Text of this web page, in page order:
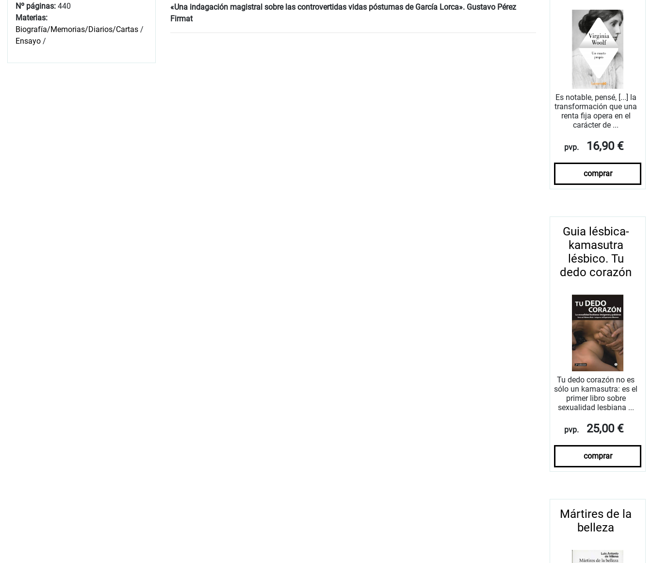
Nº páginas: 440
Materias:
Biografía/Memorias/Diarios/Cartas /
Ensayo /
«Una indagación magistral sobre las controvertidas vidas póstumas de García Lorca». Gustavo Pérez
Firmat
Es notable, pensé, [...] la
transformación que una
renta fija opera en el
carácter de ...
pvp. 16,90 €
comprar
Guia lésbica-
kamasutra
lésbico. Tu
dedo corazón
Tu dedo corazón no es
sólo un kamasutra: es el
primer libro sobre
sexualidad lesbiana ...
pvp. 25,00 €
comprar
Mártires de la
belleza